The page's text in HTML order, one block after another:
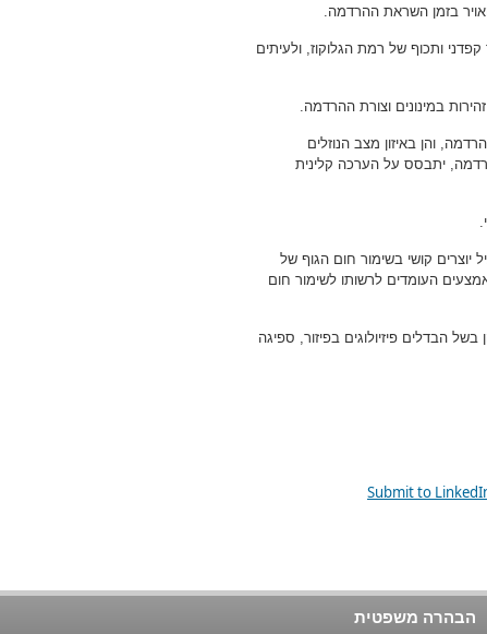
בזמן השראת ההרדמה.
ותכוף של רמת הגלוקוז, ולעיתים
במינונים וצורת ההרדמה.
והן באיזון מצב הנוזלים
יתבסס על הערכה קלינית
יוצרים קושי בשימור חום הגוף של
העומדים לרשותו לשימור חום
הבדלים פיזיולוגים בפיזור, ספיגה
הבהרה משפטית